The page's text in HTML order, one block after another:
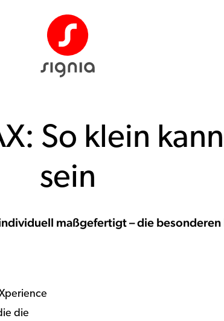
So klein
sein
maßgefertigt – die besonderen
die